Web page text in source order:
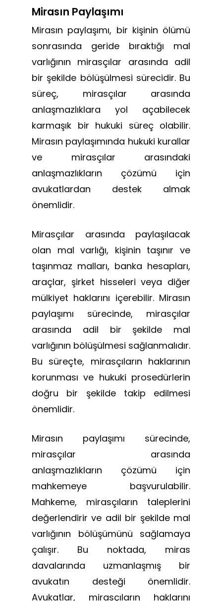
Mirasın Paylaşımı
Mirasın paylaşımı, bir kişinin ölümü
sonrasında geride bıraktığı mal
varlığının mirasçılar arasında adil
bir şekilde bölüşülmesi sürecidir. Bu
süreç, mirasçılar arasında
anlaşmazlıklara yol açabilecek
karmaşık bir hukuki süreç olabilir.
Mirasın paylaşımında hukuki kurallar
ve mirasçılar arasındaki
anlaşmazlıkların çözümü için
avukatlardan destek almak
önemlidir.
Mirasçılar arasında paylaşılacak
olan mal varlığı, kişinin taşınır ve
taşınmaz malları, banka hesapları,
araçlar, şirket hisseleri veya diğer
mülkiyet haklarını içerebilir. Mirasın
paylaşımı sürecinde, mirasçılar
arasında adil bir şekilde mal
varlığının bölüşülmesi sağlanmalıdır.
Bu süreçte, mirasçıların haklarının
korunması ve hukuki prosedürlerin
doğru bir şekilde takip edilmesi
önemlidir.
Mirasın paylaşımı sürecinde,
mirasçılar arasında
anlaşmazlıkların çözümü için
mahkemeye başvurulabilir.
Mahkeme, mirasçıların taleplerini
değerlendirir ve adil bir şekilde mal
varlığının bölüşümünü sağlamaya
çalışır. Bu noktada, miras
davalarında uzmanlaşmış bir
avukatın desteği önemlidir.
Avukatlar, mirasçıların haklarını